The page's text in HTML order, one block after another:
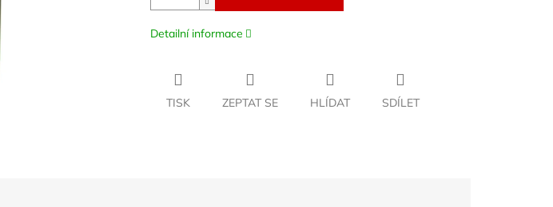
Detailní informace
TISK ZEPTAT SE HLÍDAT SDÍLET